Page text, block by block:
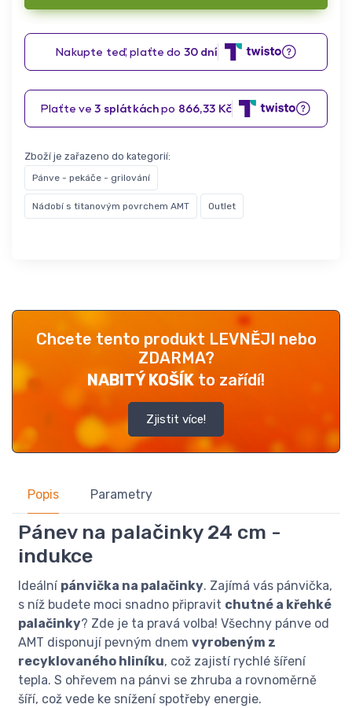
Zboží je zařazeno do kategorií:
Pánve - pekáče - grilování
Nádobí s titanovým povrchem AMT Outlet
Chcete tento produkt LEVNĚJI nebo
ZDARMA?
NABITÝ KOŠÍK to zařídí!
Zjistit více!
Popis Parametry
Pánev na palačinky 24 cm -
indukce
Ideální pánvička na palačinky. Zajímá vás pánvička,
s níž budete moci snadno připravit chutné a křehké
palačinky? Zde je ta pravá volba! Všechny pánve od
AMT disponují pevným dnem vyrobeným z
recyklovaného hliníku, což zajistí rychlé šíření
tepla. S ohřevem na pánvi se zhruba a rovnoměrně
šíří, což vede ke snížení spotřeby energie.